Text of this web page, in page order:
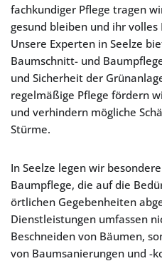
fachkundiger Pflege tragen
gesund bleiben und ihr
Unsere Experten in Seelze
Baumschnitt- und
und Sicherheit der
regelmäßige Pflege fördern
und verhindern mögliche
Stürme.
In Seelze legen wir
Baumpflege, die auf die
örtlichen Gegebenheiten
Dienstleistungen umfassen
Beschneiden von Bäumen,
von Baumsanierungen und -